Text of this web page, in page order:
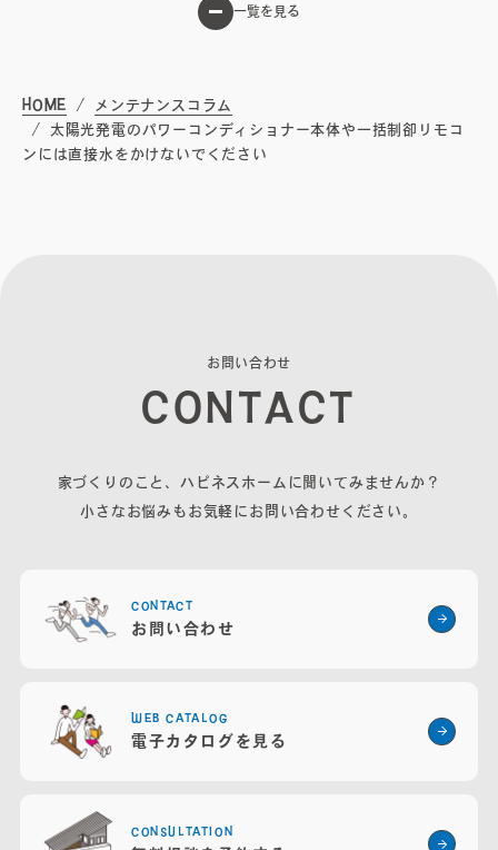
一覧を見る
HOME
メンテナンスコラム
太陽光発電のパワーコンディショナー本体や一括制卻リモコ
ンには直接水をかけないでください
お 問い合わせ
CONTACT
家づくりのこと、ハピネスホームに聞いてみませんか？
小さなお悩みもお気軽にお問い合わせください。
CONTACT
お問い合わせ
WEB CATALOG
電子カタログを見る
CONSULTATION